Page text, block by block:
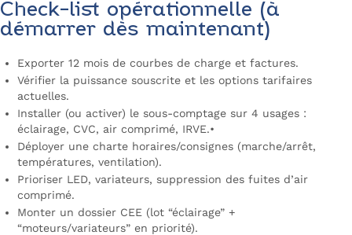
Check-list opérationnelle (à
démarrer dès maintenant)
Exporter 12 mois de courbes de charge et factures.
Vérifier la puissance souscrite et les options tarifaires
actuelles.
Installer (ou activer) le sous-comptage sur 4 usages :
éclairage, CVC, air comprimé, IRVE.•
Déployer une charte horaires/consignes (marche/arrêt,
températures, ventilation).
Prioriser LED, variateurs, suppression des fuites d’air
comprimé.
Monter un dossier CEE (lot “éclairage” +
“moteurs/variateurs” en priorité).